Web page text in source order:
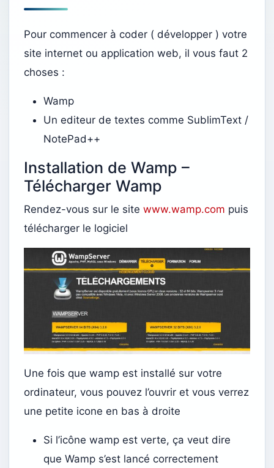
Pour commencer à coder ( développer ) votre
site internet ou application web, il vous faut 2
choses :
Wamp
Un editeur de textes comme SublimText /
NotePad++
Installation de Wamp –
Télécharger Wamp
Rendez-vous sur le site www.wamp.com puis
télécharger le logiciel
Une fois que wamp est installé sur votre
ordinateur, vous pouvez l’ouvrir et vous verrez
une petite icone en bas à droite
Si l’icône wamp est verte, ça veut dire
que Wamp s’est lancé correctement